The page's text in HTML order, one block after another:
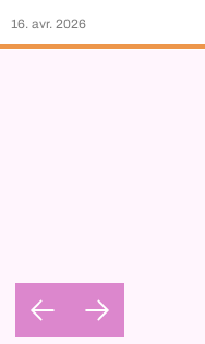
16. avr. 2026